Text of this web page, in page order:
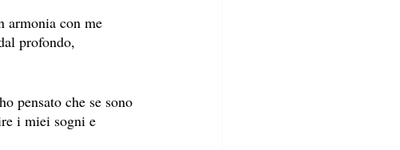
armonia con me
profondo,
pensato che se sono
i miei sogni e